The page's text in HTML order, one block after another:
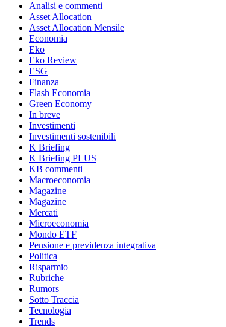
Analisi e commenti
Asset Allocation
Asset Allocation Mensile
Economia
Eko
Eko Review
ESG
Finanza
Flash Economia
Green Economy
In breve
Investimenti
Investimenti sostenibili
K Briefing
K Briefing PLUS
KB commenti
Macroeconomia
Magazine
Magazine
Mercati
Microeconomia
Mondo ETF
Pensione e previdenza integrativa
Politica
Risparmio
Rubriche
Rumors
Sotto Traccia
Tecnologia
Trends